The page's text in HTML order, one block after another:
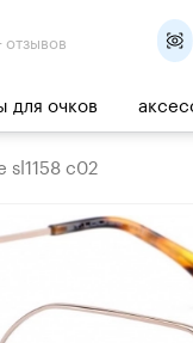
для очков
sl1158 c02